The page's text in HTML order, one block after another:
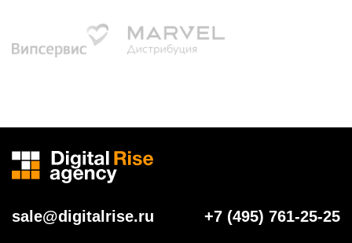
sale@digitalrise.ru +7 (495) 761-25-25